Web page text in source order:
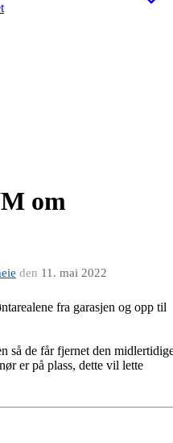
om
den 11. mai 2022
fra garasjen og opp til
så de får fjernet den
er på plass, dette vil lette